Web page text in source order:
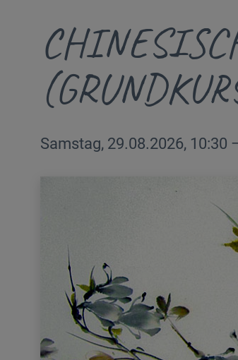
Samstag, 29.08.2026, 10:30